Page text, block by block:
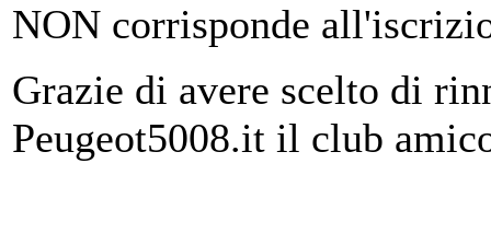
NON corrisponde
Grazie di avere scelto di
Peugeot5008.it il club